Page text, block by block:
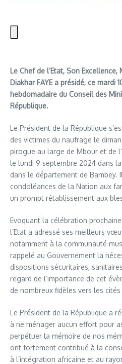
Le Chef de l’Etat, Son
Diakhar FAYE a présidé, ce mardi
hebdomadaire du Conseil des
République.
Le Président de la République
des victimes du naufrage le
pirogue au large de Mbour et de
le lundi 9 septembre 2024 dans
dans le département de Bambey.
condoléances de la Nation aux
un prompt rétablissement aux
Evoquant la célébration
l’Etat a adressé ses meilleurs
notamment à la communauté
rappelé au Gouvernement la
dispositions sécuritaires,
regard de l’importance de cet
de nombreux fidèles vers les
Le Président de la République a
à ne ménager aucun effort pour
perpétuer la mémoire de nos
ont fortement contribué à la
à l’intégration africaine et au